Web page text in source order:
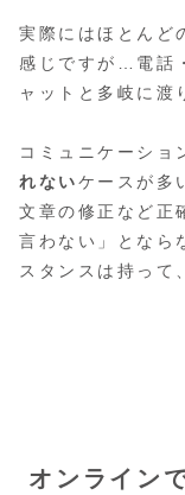
実際にはほとんど
感じですが…電話
ャットと多岐に渡
コミュニケーショ
れないケースが多
文章の修正など正
言わない」となら
スタンスは持って
オンライン